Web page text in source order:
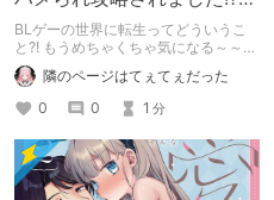
にこのタイトル?!
BLゲーの世界に転生ってどういうこ
と?! もうめちゃくちゃ気になる～～～
って読んでみたら、あらまぁ素晴らし
い作品♡ ぜひともヲタ女はチェック
してほしい！！
隣のページはてぇてぇだった
0
0 1 分